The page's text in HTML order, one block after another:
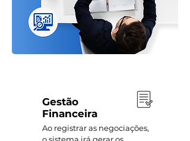
Gestão
Financeira
Ao registrar as negociações,